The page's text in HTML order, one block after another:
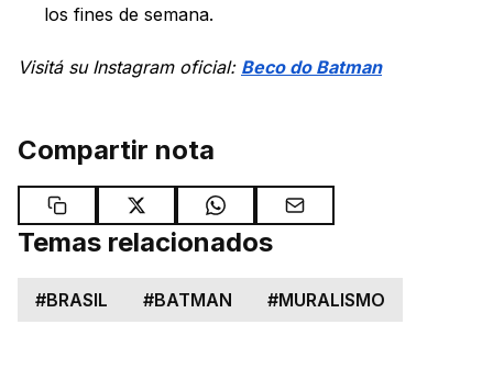
los fines de semana.
Visitá su Instagram oficial: Beco do Batman
Compartir nota
Temas relacionados
#BRASIL #BATMAN #MURALISMO